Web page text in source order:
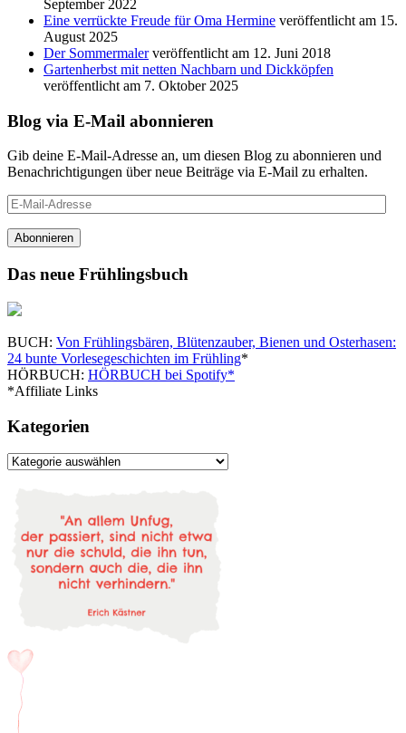
September 2022
Eine verrückte Freude für Oma Hermine veröffentlicht am 15.
August 2025
Der Sommermaler veröffentlicht am 12. Juni 2018
Gartenherbst mit netten Nachbarn und Dickköpfen
veröffentlicht am 7. Oktober 2025
Blog via E-Mail abonnieren
Gib deine E-Mail-Adresse an, um diesen Blog zu abonnieren und
Benachrichtigungen über neue Beiträge via E-Mail zu erhalten.
E-
Mail-
Adresse
Abonnieren
Das neue Frühlingsbuch
BUCH: Von Frühlingsbären, Blütenzauber, Bienen und Osterhasen:
24 bunte Vorlesegeschichten im Frühling*
HÖRBUCH: HÖRBUCH bei Spotify*
*Affiliate Links
Kategorien
Kategorien